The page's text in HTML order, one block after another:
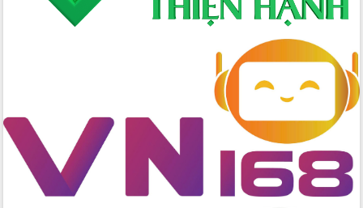
Đắk Lắk sẵn sàng các điều kiện cho
Ngày hội bầu cử đại biểu Quốc hội
an toàn, hiệu quả, đúng quy định
Thủ tướng Chính phủ Phạm Minh Chính
kiểm tra, chỉ đạo hoàn thành các dự
án cao tốc và thăm khu tái định cư tại
Đắk Lắk